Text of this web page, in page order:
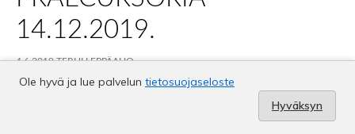
Ole hyvä ja lue palvelun tietosuojaseloste
Hyväksyn